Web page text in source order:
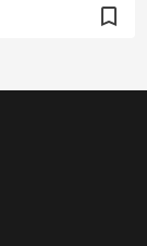
bookmark_border